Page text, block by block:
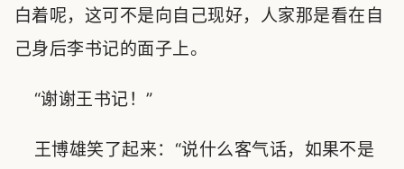
白着呢，这可不是向自己现好，人家那是看在自
己身后李书记的面子上。
“谢谢王书记！”
王博雄笑了起来：“说什么客气话，如果不是